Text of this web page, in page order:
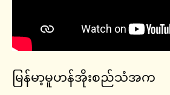
မြန်မာ့မူဟန်အိုးစည်သံအက